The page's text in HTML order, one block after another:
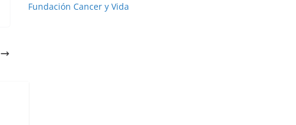
Fundación Cancer y Vida